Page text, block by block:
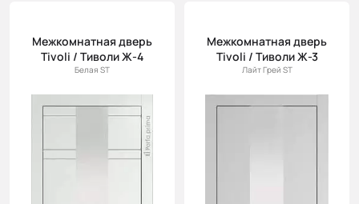
Межкомнатная дверь
Tivoli / Тиволи Ж-4
Белая ST
Межкомнатная дверь
Tivoli / Тиволи Ж-3
Лайт Грей ST